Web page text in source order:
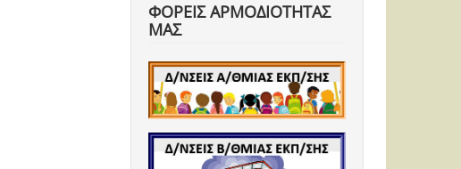
ΦΟΡΕΙΣ ΑΡΜΟΔΙΟΤΗΤΑΣ
ΜΑΣ